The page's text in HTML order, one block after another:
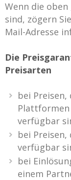
Wenn die
sind, zögern
Mail-Adresse
Die
Preisarten
bei
Plattformen
verfügbar
bei
verfügbar
bei
einem